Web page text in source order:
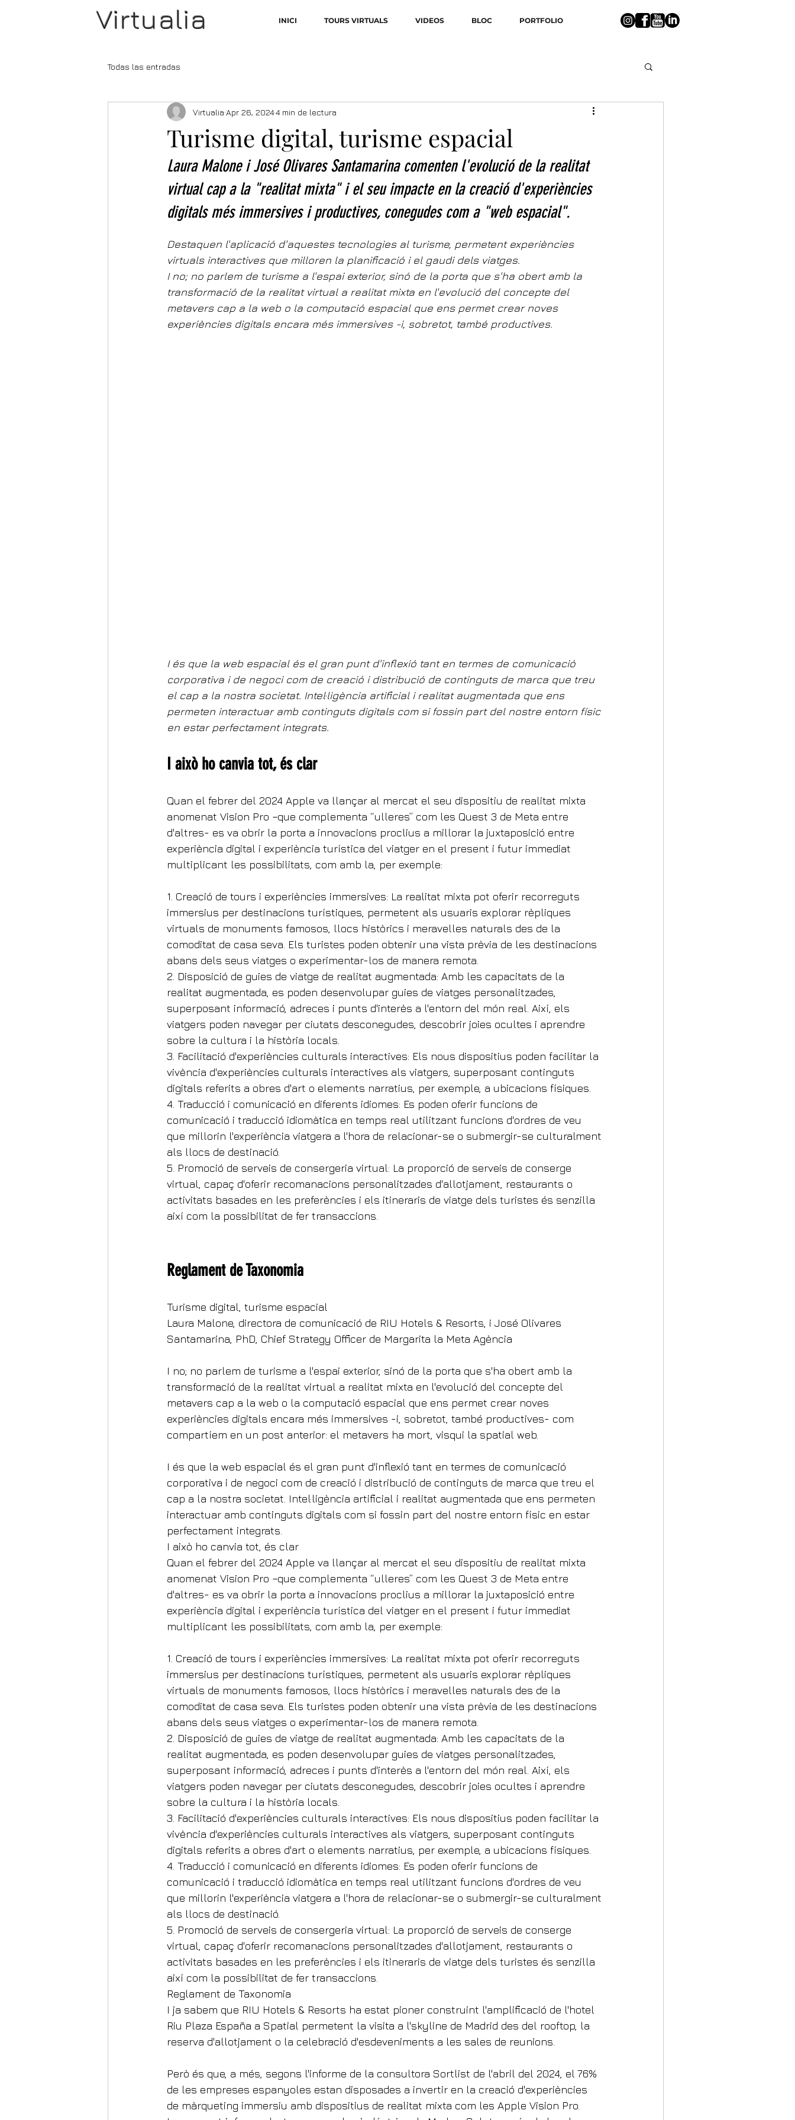
Virtualia INICI TOURS VIRTUALS VIDEOS BLOC PORTFOLIO
Todas las entradas
Turisme digital, turisme espacial
Virtualia Apr 26, 20244 min de lectura
Laura Malone i José Olivares Santamarina comenten l'evolució de la realitat
virtual cap a la "realitat mixta" i el seu impacte en la creació d'experiències
digitals més immersives i productives, conegudes com a "web espacial".
Destaquen l'aplicació d'aquestes tecnologies al turisme, permetent experiències
virtuals interactives que milloren la planificació i el gaudi dels viatges.
I no; no parlem de turisme a l'espai exterior, sinó de la porta que s'ha obert amb la
transformació de la realitat virtual a realitat mixta en l'evolució del concepte del
metavers cap a la web o la computació espacial que ens permet crear noves
experiències digitals encara més immersives -i, sobretot, també productives.
I és que la web espacial és el gran punt d'inflexió tant en termes de comunicació
corporativa i de negoci com de creació i distribució de continguts de marca que treu
el cap a la nostra societat. Intel·ligència artificial i realitat augmentada que ens
permeten interactuar amb continguts digitals com si fossin part del nostre entorn físic
en estar perfectament integrats.
I això ho canvia tot, és clar
Quan el febrer del 2024 Apple va llançar al mercat el seu dispositiu de realitat mixta
anomenat Vision Pro –que complementa “ulleres” com les Quest 3 de Meta entre
d'altres- es va obrir la porta a innovacions proclius a millorar la juxtaposició entre
experiència digital i experiència turística del viatger en el present i futur immediat
multiplicant les possibilitats, com amb la, per exemple:
1. Creació de tours i experiències immersives: La realitat mixta pot oferir recorreguts
immersius per destinacions turístiques, permetent als usuaris explorar rèpliques
virtuals de monuments famosos, llocs històrics i meravelles naturals des de la
comoditat de casa seva. Els turistes poden obtenir una vista prèvia de les destinacions
abans dels seus viatges o experimentar-los de manera remota.
2. Disposició de guies de viatge de realitat augmentada: Amb les capacitats de la
realitat augmentada, es poden desenvolupar guies de viatges personalitzades,
superposant informació, adreces i punts d'interès a l'entorn del món real. Així, els
viatgers poden navegar per ciutats desconegudes, descobrir joies ocultes i aprendre
sobre la cultura i la història locals.
3. Facilitació d'experiències culturals interactives: Els nous dispositius poden facilitar la
vivència d'experiències culturals interactives als viatgers, superposant continguts
digitals referits a obres d'art o elements narratius, per exemple, a ubicacions físiques.
4. Traducció i comunicació en diferents idiomes: Es poden oferir funcions de
comunicació i traducció idiomàtica en temps real utilitzant funcions d'ordres de veu
que millorin l'experiència viatgera a l'hora de relacionar-se o submergir-se culturalment
als llocs de destinació.
5. Promoció de serveis de consergeria virtual: La proporció de serveis de conserge
virtual, capaç d'oferir recomanacions personalitzades d'allotjament, restaurants o
activitats basades en les preferències i els itineraris de viatge dels turistes és senzilla
així com la possibilitat de fer transaccions.
Reglament de Taxonomia
Turisme digital, turisme espacial
Laura Malone, directora de comunicació de RIU Hotels & Resorts, i José Olivares
Santamarina, PhD, Chief Strategy Officer de Margarita la Meta Agència
I no; no parlem de turisme a l'espai exterior, sinó de la porta que s'ha obert amb la
transformació de la realitat virtual a realitat mixta en l'evolució del concepte del
metavers cap a la web o la computació espacial que ens permet crear noves
experiències digitals encara més immersives -i, sobretot, també productives- com
compartíem en un post anterior: el metavers ha mort, visqui la spatial web.
I és que la web espacial és el gran punt d'inflexió tant en termes de comunicació
corporativa i de negoci com de creació i distribució de continguts de marca que treu el
cap a la nostra societat. Intel·ligència artificial i realitat augmentada que ens permeten
interactuar amb continguts digitals com si fossin part del nostre entorn físic en estar
perfectament integrats.
I això ho canvia tot, és clar
Quan el febrer del 2024 Apple va llançar al mercat el seu dispositiu de realitat mixta
anomenat Vision Pro –que complementa “ulleres” com les Quest 3 de Meta entre
d'altres- es va obrir la porta a innovacions proclius a millorar la juxtaposició entre
experiència digital i experiència turística del viatger en el present i futur immediat
multiplicant les possibilitats, com amb la, per exemple:
1. Creació de tours i experiències immersives: La realitat mixta pot oferir recorreguts
immersius per destinacions turístiques, permetent als usuaris explorar rèpliques
virtuals de monuments famosos, llocs històrics i meravelles naturals des de la
comoditat de casa seva. Els turistes poden obtenir una vista prèvia de les destinacions
abans dels seus viatges o experimentar-los de manera remota.
2. Disposició de guies de viatge de realitat augmentada: Amb les capacitats de la
realitat augmentada, es poden desenvolupar guies de viatges personalitzades,
superposant informació, adreces i punts d'interès a l'entorn del món real. Així, els
viatgers poden navegar per ciutats desconegudes, descobrir joies ocultes i aprendre
sobre la cultura i la història locals.
3. Facilitació d'experiències culturals interactives: Els nous dispositius poden facilitar la
vivència d'experiències culturals interactives als viatgers, superposant continguts
digitals referits a obres d'art o elements narratius, per exemple, a ubicacions físiques.
4. Traducció i comunicació en diferents idiomes: Es poden oferir funcions de
comunicació i traducció idiomàtica en temps real utilitzant funcions d'ordres de veu
que millorin l'experiència viatgera a l'hora de relacionar-se o submergir-se culturalment
als llocs de destinació.
5. Promoció de serveis de consergeria virtual: La proporció de serveis de conserge
virtual, capaç d'oferir recomanacions personalitzades d'allotjament, restaurants o
activitats basades en les preferències i els itineraris de viatge dels turistes és senzilla
així com la possibilitat de fer transaccions.
Reglament de Taxonomia
I ja sabem que RIU Hotels & Resorts ha estat pioner construint l'amplificació de l'hotel
Riu Plaza España a Spatial permetent la visita a l'skyline de Madrid des del rooftop, la
reserva d'allotjament o la celebració d'esdeveniments a les sales de reunions.
Però és que, a més, segons l'informe de la consultora Sortlist de l'abril del 2024, el 76%
de les empreses espanyoles estan disposades a invertir en la creació d'experiències
de màrqueting immersiu amb dispositius de realitat mixta com les Apple Vision Pro.